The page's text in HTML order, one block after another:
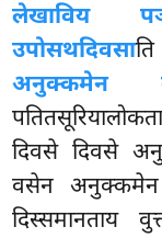
लेखाविय
उपोसथदिवसा
अनुक्कमेन
दिवसे दिवसे
वसेन अनुक्कमेन
दिस्समानताय